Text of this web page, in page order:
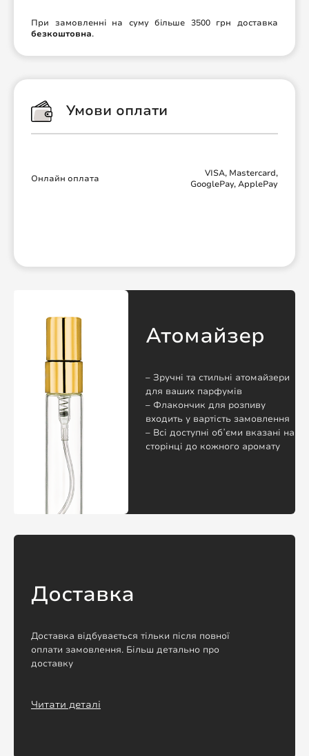
При замовленні на суму більше 3500 грн доставка
безкоштовна.
Умови оплати
Онлайн оплата
VISA, Mastercard,
GooglePay, ApplePay
Атомайзер
– Зручні та стильні атомайзери
для ваших парфумів
– Флакончик для розпиву
входить у вартість замовлення
– Всі доступні обʼєми вказані на
сторінці до кожного аромату
Доставка
Доставка відбувається тільки після повної
оплати замовлення. Більш детально про
доставку
Читати деталі